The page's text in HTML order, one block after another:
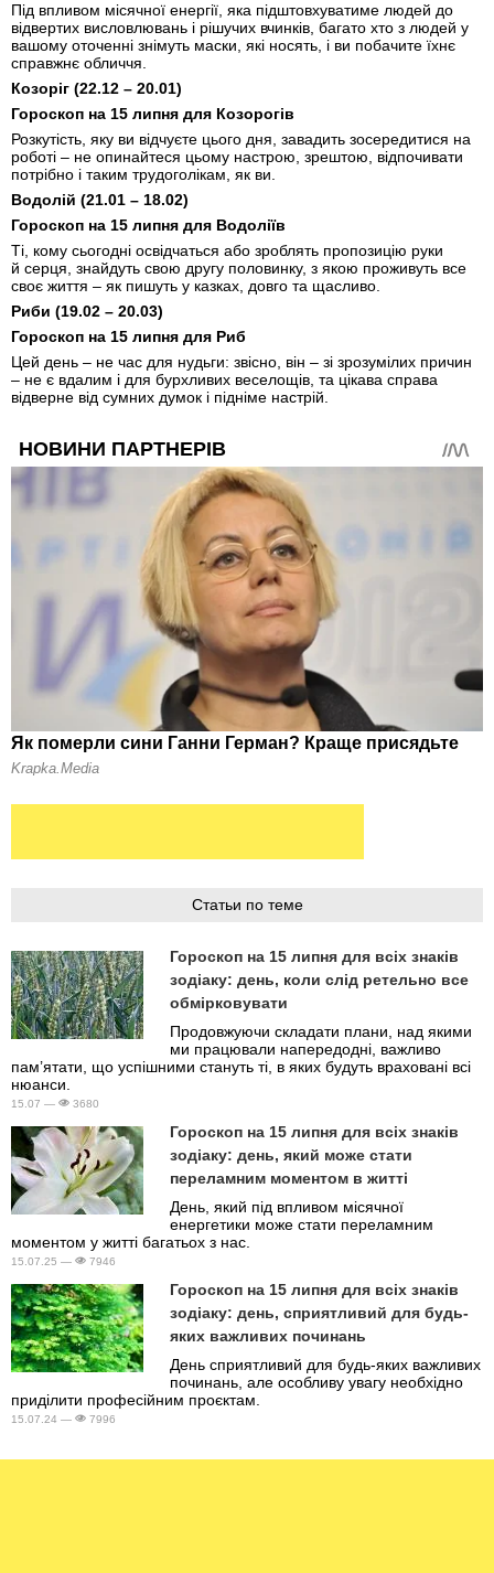
Під впливом місячної енергії, яка підштовхуватиме людей до
відвертих висловлювань і рішучих вчинків, багато хто з людей у
вашому оточенні знімуть маски, які носять, і ви побачите їхнє
справжнє обличчя.
Козоріг (22.12 – 20.01)
Гороскоп на 15 липня для Козорогів
Розкутість, яку ви відчуєте цього дня, завадить зосередитися на
роботі – не опинайтеся цьому настрою, зрештою, відпочивати
потрібно і таким трудоголікам, як ви.
Водолій (21.01 – 18.02)
Гороскоп на 15 липня для Водоліїв
Ті, кому сьогодні освідчаться або зроблять пропозицію руки
й серця, знайдуть свою другу половинку, з якою проживуть все
своє життя – як пишуть у казках, довго та щасливо.
Риби (19.02 – 20.03)
Гороскоп на 15 липня для Риб
Цей день – не час для нудьги: звісно, він – зі зрозумілих причин
– не є вдалим і для бурхливих веселощів, та цікава справа
відверне від сумних думок і підніме настрій.
Статьи по теме
Гороскоп на 15 липня для всіх знаків
зодіаку: день, коли слід ретельно все
обмірковувати
Продовжуючи складати плани, над якими
ми працювали напередодні, важливо
пам’ятати, що успішними стануть ті, в яких будуть враховані всі
нюанси.
15.07 — 3680
Гороскоп на 15 липня для всіх знаків
зодіаку: день, який може стати
переламним моментом в житті
День, який під впливом місячної
енергетики може стати переламним
моментом у житті багатьох з нас.
15.07.25 — 7946
Гороскоп на 15 липня для всіх знаків
зодіаку: день, сприятливий для будь-
яких важливих починань
День сприятливий для будь-яких важливих
починань, але особливу увагу необхідно
приділити професійним проєктам.
15.07.24 — 7996